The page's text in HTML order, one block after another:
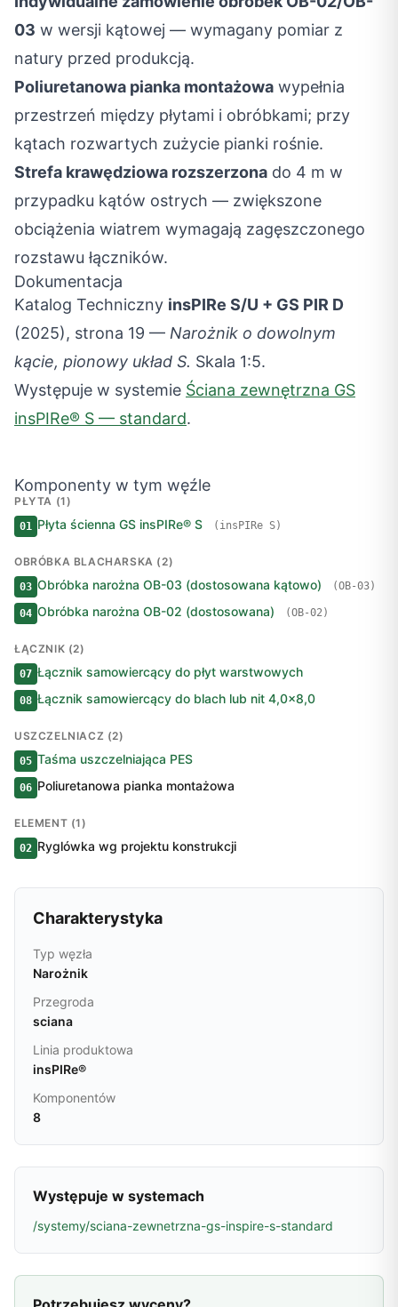
03 w wersji kątowej — wymagany pomiar z
natury przed produkcją.
Poliuretanowa pianka montażowa wypełnia
przestrzeń między płytami i obróbkami; przy
kątach rozwartych zużycie pianki rośnie.
Strefa krawędziowa rozszerzona do 4 m w
przypadku kątów ostrych — zwiększone
obciążenia wiatrem wymagają zagęszczonego
rozstawu łączników.
Dokumentacja
Katalog Techniczny insPIRe S/U + GS PIR D
(2025), strona 19 — Narożnik o dowolnym
kącie, pionowy układ S. Skala 1:5.
Występuje w systemie Ściana zewnętrzna GS
insPIRe® S — standard.
Komponenty w tym węźle
PŁYTA (1)
01 Płyta ścienna GS insPIRe® S (insPIRe S)
OBRÓBKA BLACHARSKA (2)
03 Obróbka narożna OB-03 (dostosowana kątowo) (OB-03)
04 Obróbka narożna OB-02 (dostosowana) (OB-02)
ŁĄCZNIK (2)
07 Łącznik samowiercący do płyt warstwowych
08 Łącznik samowiercący do blach lub nit 4,0×8,0
USZCZELNIACZ (2)
05 Taśma uszczelniająca PES
06 Poliuretanowa pianka montażowa
ELEMENT (1)
02 Ryglówka wg projektu konstrukcji
Charakterystyka
Typ węzła
Narożnik
Przegroda
sciana
Linia produktowa
insPIRe®
Komponentów
8
Występuje w systemach
/systemy/sciana-zewnetrzna-gs-inspire-s-standard